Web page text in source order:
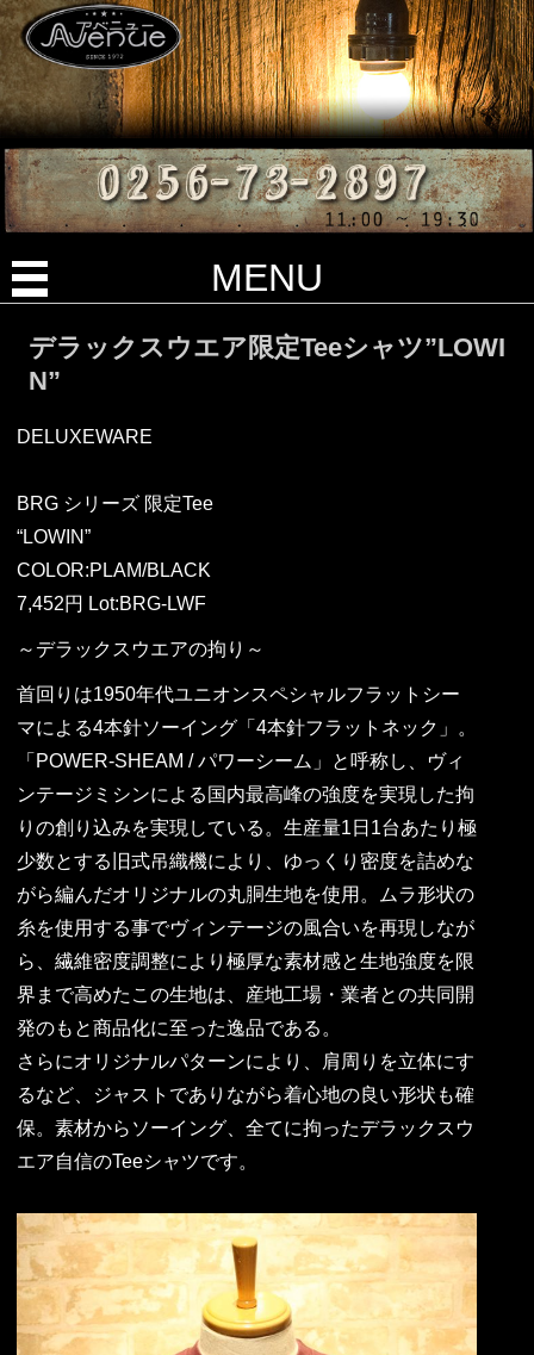
MENU
デラックスウエア限定Teeシャツ”LOWI
N”
DELUXEWARE
BRG シリーズ 限定Tee
“LOWIN”
COLOR:PLAM/BLACK
7,452円 Lot:BRG-LWF
～デラックスウエアの拘り～
首回りは1950年代ユニオンスペシャルフラットシー
マによる4本針ソーイング「4本針フラットネック」。
「POWER-SHEAM / パワーシーム」と呼称し、ヴィ
ンテージミシンによる国内最高峰の強度を実現した拘
りの創り込みを実現している。生産量1日1台あたり極
少数とする旧式吊織機により、ゆっくり密度を詰めな
がら編んだオリジナルの丸胴生地を使用。ムラ形状の
糸を使用する事でヴィンテージの風合いを再現しなが
ら、繊維密度調整により極厚な素材感と生地強度を限
界まで高めたこの生地は、産地工場・業者との共同開
発のもと商品化に至った逸品である。
さらにオリジナルパターンにより、肩周りを立体にす
るなど、ジャストでありながら着心地の良い形状も確
保。素材からソーイング、全てに拘ったデラックスウ
エア自信のTeeシャツです。